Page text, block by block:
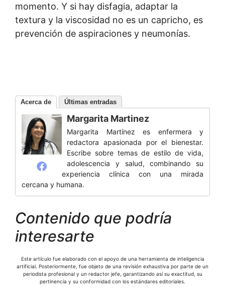
momento. Y si hay disfagia, adaptar la
textura y la viscosidad no es un capricho, es
prevención de aspiraciones y neumonías.
Acerca de Últimas entradas
Margarita Martinez
Margarita Martínez es enfermera y
redactora apasionada por el bienestar.
Escribe sobre temas de estilo de vida,
adolescencia y salud, combinando su
experiencia clínica con una mirada
cercana y humana.
Contenido que podría
interesarte
Este artículo fue elaborado con el apoyo de una herramienta de inteligencia
artificial. Posteriormente, fue objeto de una revisión exhaustiva por parte de un
periodista profesional y un redactor jefe, garantizando así su exactitud, su
pertinencia y su conformidad con los estándares editoriales.